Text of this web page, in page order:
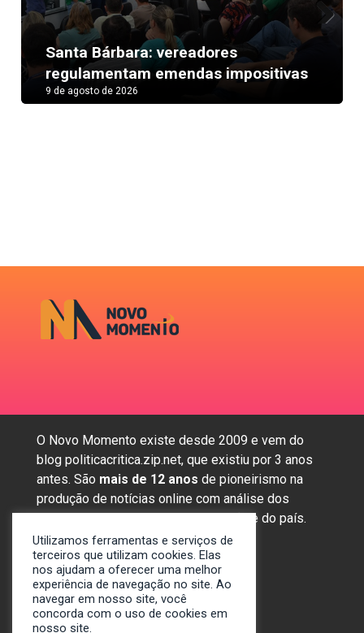
Santa Bárbara: vereadores
regulamentam emendas impositivas
9 de agosto de 2026
O Novo Momento existe desde 2009 e vem do
blog politicacritica.zip.net, que existiu por 3 anos
antes. São mais de 12 anos de pioneirismo na
produção de notícias online com análise dos
assuntos mais importantes da região e do país.
Sobre nós
Anunciar
Contato
Utilizamos ferramentas e serviços de
terceiros que utilizam cookies. Elas
nos ajudam a oferecer uma melhor
experiência de navegação no site. Ao
navegar em nosso site, você
concorda com o uso de cookies em
nosso site.